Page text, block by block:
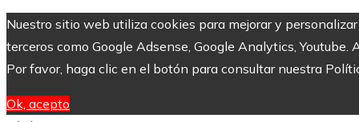
Nuestro sitio web utiliza cookies para mejorar y
terceros como Google Adsense, Google Analytics,
Por favor, haga clic en el botón para consultar nuestra
Ok, acepto